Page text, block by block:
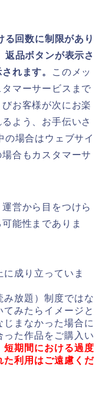
る回数に制限があり
返品ボタンが表示さ
れます。
このメッ
マーサービスまで
お客様が次にお楽
よう、お手伝いさ
の場合はウェブサイ
合もカスタマーサ
営から目をつけら
能性までありま
成り立っていま
放題）制度ではな
みたらイメージと
まなかった場合に
た作品をご購入い
短期間における過度
た利用はご遠慮くだ